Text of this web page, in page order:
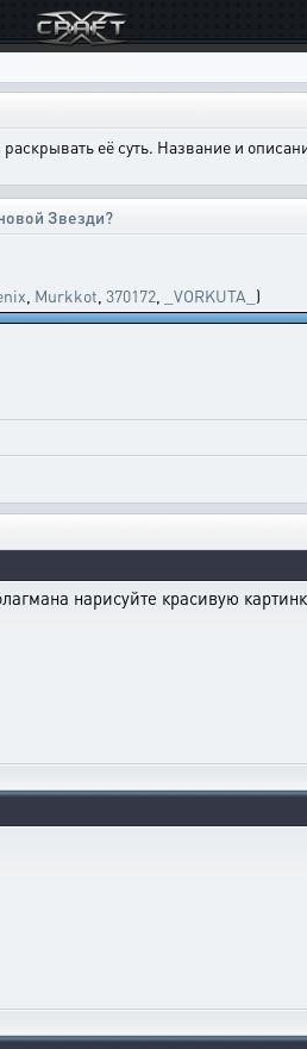
её суть. Название и
Звезди?
Murkkot 370172 _VORKUTA_ )
нарисуйте красивую